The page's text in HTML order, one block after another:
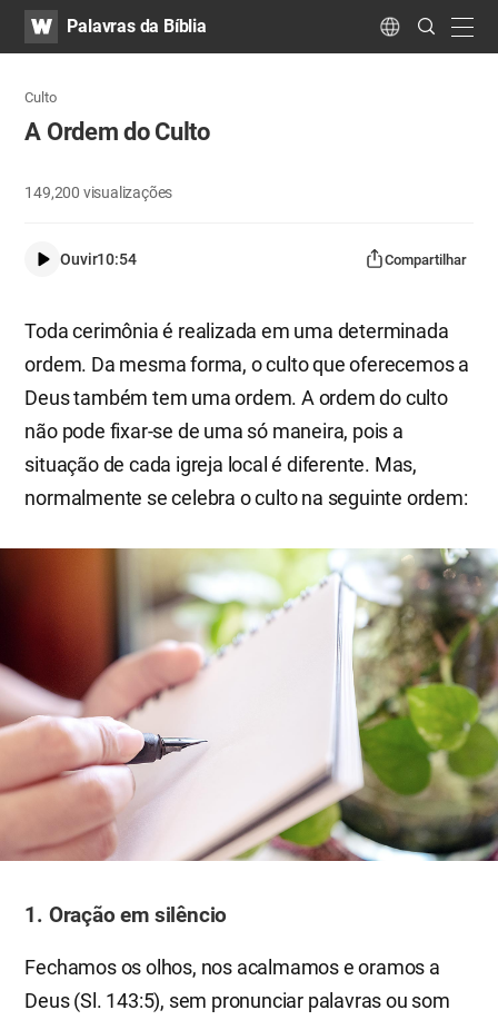
WATVPalavras da Bíblia Language
Search
Submit
Culto
A Ordem do Culto
149,200 visualizações
Ouvir10:54 Compartilhar
Toda cerimônia é realizada em uma determinada
ordem. Da mesma forma, o culto que oferecemos a
Deus também tem uma ordem. A ordem do culto
não pode fixar-se de uma só maneira, pois a
situação de cada igreja local é diferente. Mas,
normalmente se celebra o culto na seguinte ordem:
1. Oração em silêncio
Fechamos os olhos, nos acalmamos e oramos a
Deus (Sl. 143:5), sem pronunciar palavras ou som